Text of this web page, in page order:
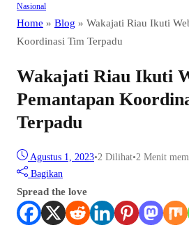
Nasional
Home » Blog » Wakajati Riau Ikuti
Koordinasi Tim Terpadu
Wakajati Riau Ikuti
Pemantapan
Terpadu
Agustus 1, 2023•2 Dilihat•2 Menit
Bagikan
Spread the love